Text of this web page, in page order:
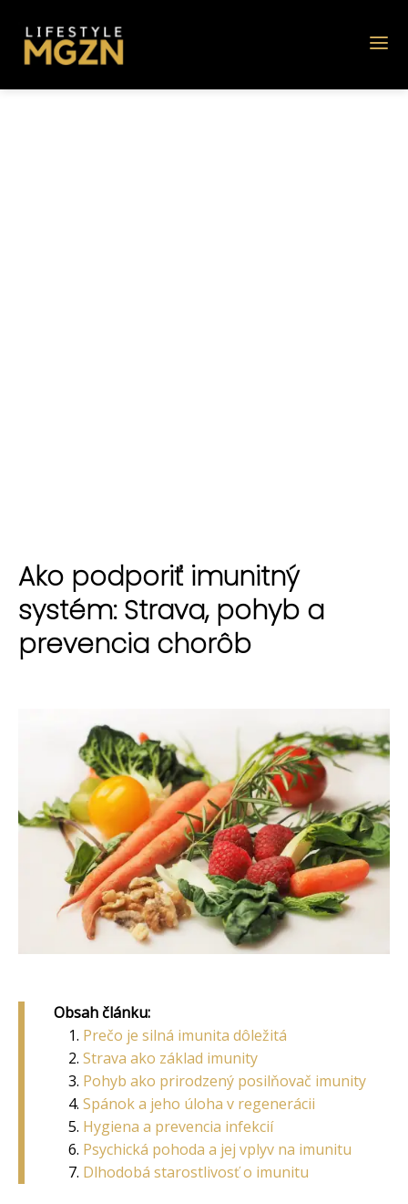
Ako podporiť imunitný
systém: Strava, pohyb a
prevencia chorôb
Obsah článku:
Prečo je silná imunita dôležitá
Strava ako základ imunity
Pohyb ako prirodzený posilňovač imunity
Spánok a jeho úloha v regenerácii
Hygiena a prevencia infekcií
Psychická pohoda a jej vplyv na imunitu
Dlhodobá starostlivosť o imunitu